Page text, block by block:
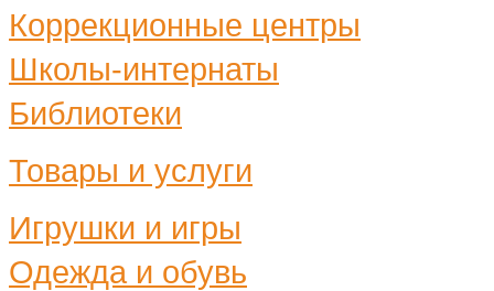
Коррекционные центры
Школы-интернаты
Библиотеки
Товары и услуги
Игрушки и игры
Одежда и обувь